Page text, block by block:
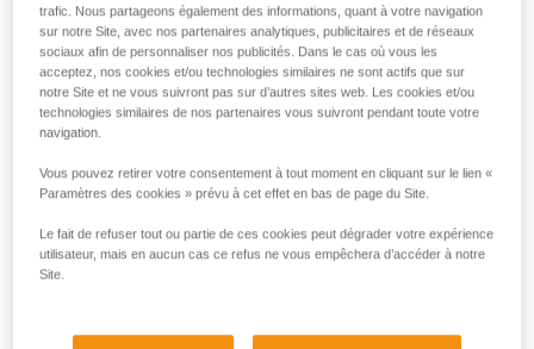
HOW TO Use our solutions for dropped tool
prevention
trafic. Nous partageons également des informations, quant à votre navigation
sur notre Site, avec nos partenaires analytiques, publicitaires et de réseaux
sociaux afin de personnaliser nos publicités. Dans le cas où vous les
acceptez, nos cookies et/ou technologies similaires ne sont actifs que sur
notre Site et ne vous suivront pas sur d’autres sites web. Les cookies et/ou
technologies similaires de nos partenaires vous suivront pendant toute votre
navigation.
Vous pouvez retirer votre consentement à tout moment en cliquant sur le lien «
Paramètres des cookies » prévu à cet effet en bas de page du Site.
Le fait de refuser tout ou partie de ces cookies peut dégrader votre expérience
utilisateur, mais en aucun cas ce refus ne vous empêchera d’accéder à notre
Site.